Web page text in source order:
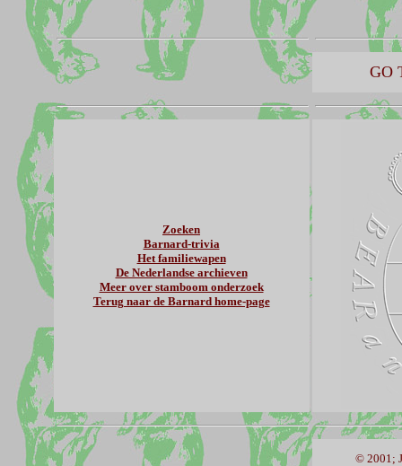
GO
Zoeken
Barnard-trivia
Het familiewapen
De Nederlandse archieven
Meer over stamboom onderzoek
Terug naar de Barnard home-page
© 2001;